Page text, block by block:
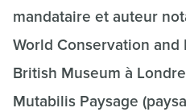
mandataire et auteur
World Conservation
British Museum à
Mutabilis Paysage